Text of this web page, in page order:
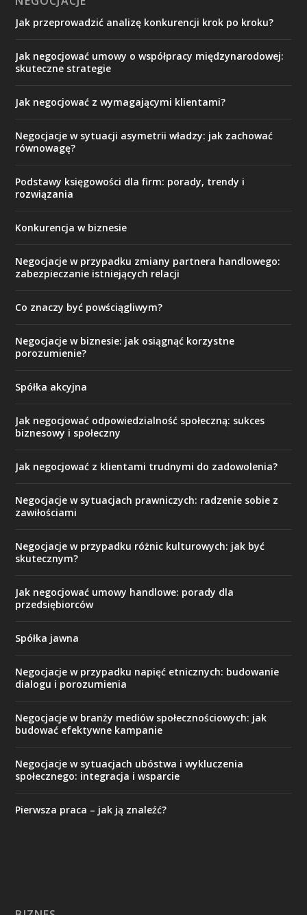
Jak przeprowadzić analizę konkurencji krok po kroku?
Jak negocjować umowy o współpracy międzynarodowej:
skuteczne strategie
Jak negocjować z wymagającymi klientami?
Negocjacje w sytuacji asymetrii władzy: jak zachować
równowagę?
Podstawy księgowości dla firm: porady, trendy i
rozwiązania
Konkurencja w biznesie
Negocjacje w przypadku zmiany partnera handlowego:
zabezpieczanie istniejących relacji
Co znaczy być powściągliwym?
Negocjacje w biznesie: jak osiągnąć korzystne
porozumienie?
Spółka akcyjna
Jak negocjować odpowiedzialność społeczną: sukces
biznesowy i społeczny
Jak negocjować z klientami trudnymi do zadowolenia?
Negocjacje w sytuacjach prawniczych: radzenie sobie z
zawiłościami
Negocjacje w przypadku różnic kulturowych: jak być
skutecznym?
Jak negocjować umowy handlowe: porady dla
przedsiębiorców
Spółka jawna
Negocjacje w przypadku napięć etnicznych: budowanie
dialogu i porozumienia
Negocjacje w branży mediów społecznościowych: jak
budować efektywne kampanie
Negocjacje w sytuacjach ubóstwa i wykluczenia
społecznego: integracja i wsparcie
Pierwsza praca – jak ją znaleźć?